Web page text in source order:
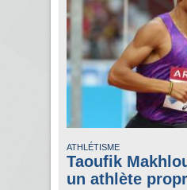
ATHLÉTISME
Taoufik
un athlète